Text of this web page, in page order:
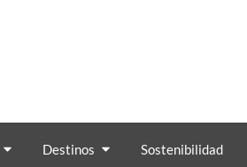
Destinos Sostenibilidad